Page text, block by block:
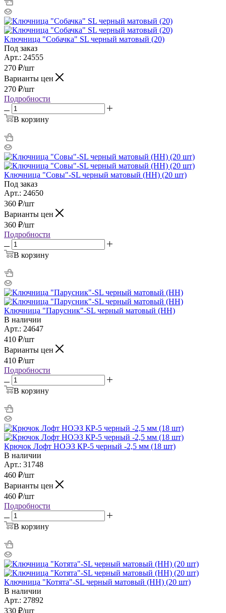
Ключница "Собачка" SL черный матовый (20)
Под заказ
Арт.: 24555
270 ₽/шт
Варианты цен
270 ₽/шт
Подробности
В корзину
Ключница "Совы"-SL черный матовый (НН) (20 шт)
Под заказ
Арт.: 24650
360 ₽/шт
Варианты цен
360 ₽/шт
Подробности
В корзину
Ключница "Парусник"-SL черный матовый (НН)
В наличии
Арт.: 24647
410 ₽/шт
Варианты цен
410 ₽/шт
Подробности
В корзину
Крючок Лофт НОЭЗ КР-5 черный -2,5 мм (18 шт)
В наличии
Арт.: 31748
460 ₽/шт
Варианты цен
460 ₽/шт
Подробности
В корзину
Ключница "Котята"-SL черный матовый (НН) (20 шт)
В наличии
Арт.: 27892
330 ₽/шт